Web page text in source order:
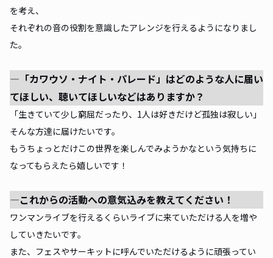
を考え、
それぞれの音の役割を意識したアレンジを行えるようになりまし
た。
―「カワウソ・ナイト・パレード」はどのような人に届い
てほしい、聴いてほしいなどはありますか？
「生きていて少し窮屈だったり、1人は好きだけど孤独は寂しい」
そんな方達に届けたいです。
もうちょっとだけこの世界を楽しんでみようかなという気持ちに
なってもらえたら嬉しいです！
―これからの活動への意気込みを教えてください！
ワンマンライブを行えるくらいライブに来ていただける人を増や
していきたいです。
また、フェスやサーキットに呼んでいただけるように頑張ってい